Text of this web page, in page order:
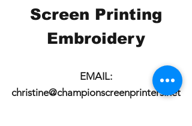
Screen Printing
Embroidery
EMAIL:
christine@championscreenprinters.net